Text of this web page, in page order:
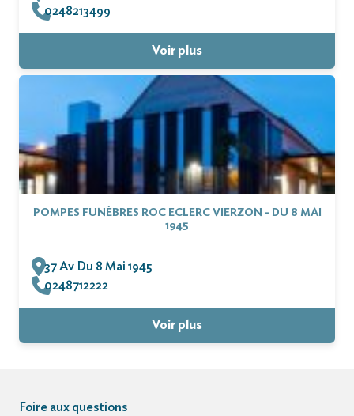
0248213499
Voir plus
POMPES FUNÈBRES ROC ECLERC VIERZON - DU 8 MAI
1945
37 Av Du 8 Mai 1945
0248712222
Voir plus
Foire aux questions